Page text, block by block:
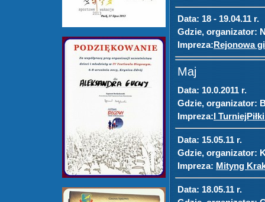
Data: 18 - 19.04.11 r.
Gdzie, organizator:
Impreza:Rejonowa
Maj
Data: 10.0.2011 r.
Gdzie, organizator:
Impreza:I
Data: 15.05.11 r.
Gdzie, organizator:
Impreza: Mityng
Data: 18.05.11 r.